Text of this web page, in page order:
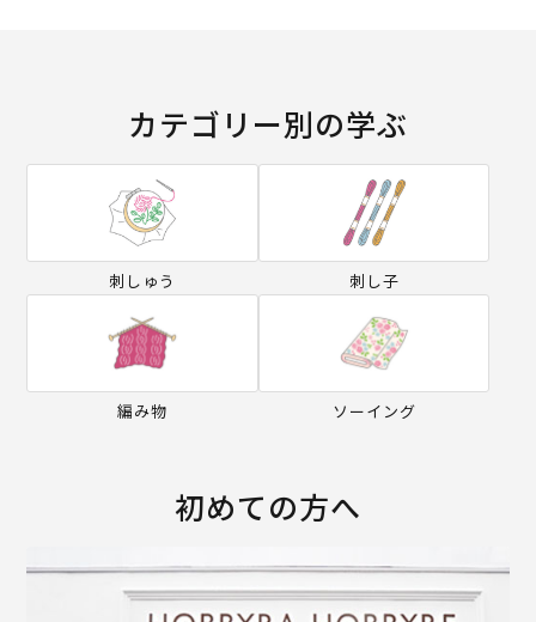
カテゴリー別の学ぶ
刺しゅう 刺し子
編み物 ソーイング
初めての方へ